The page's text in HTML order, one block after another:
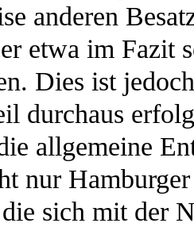
anderen
etwa im Fazit
Dies ist
durchaus
allgemeine
nur
sich mit der